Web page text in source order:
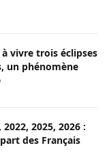
à vivre trois éclipses
un phénomène
2025, 2026 :
des Français